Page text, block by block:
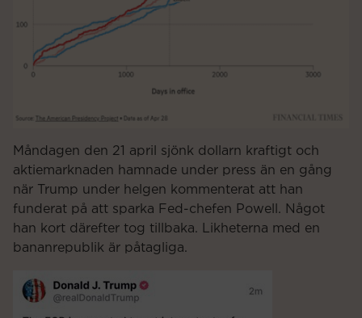
Måndagen den 21 april sjönk dollarn kraftigt och
aktiemarknaden hamnade under press än en gång
när Trump under helgen kommenterat att han
funderat på att sparka Fed-chefen Powell. Något
han kort därefter tog tillbaka. Likheterna med en
bananrepublik är påtagliga.